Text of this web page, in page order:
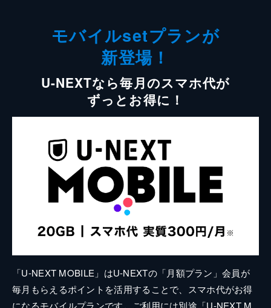
モバイルsetプランが
新登場！
U-NEXTなら毎月のスマホ代が
ずっとお得に！
「U-NEXT MOBILE」はU-NEXTの「月額プラン」会員が
毎月もらえるポイントを活用することで、スマホ代がお得